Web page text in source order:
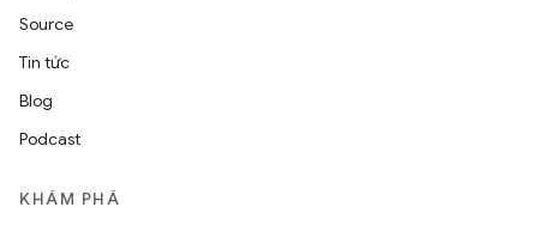
Source
Tin tức
Blog
Podcast
KHÁM PHÁ